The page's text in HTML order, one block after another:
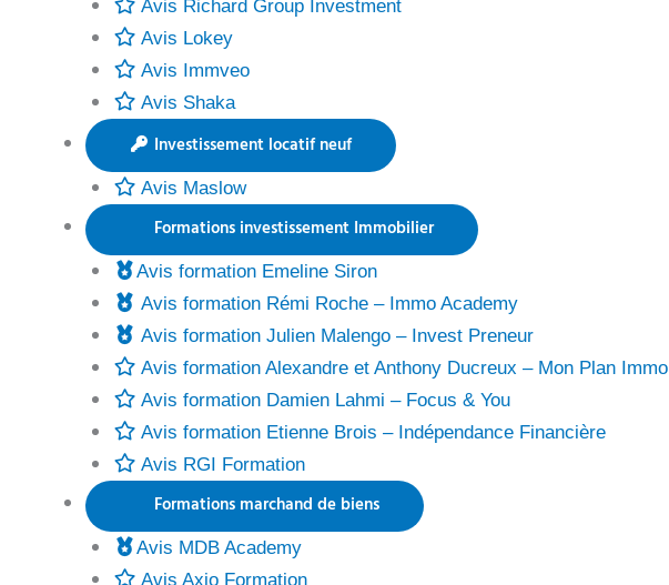
Avis Richard Group Investment
Avis Lokey
Avis Immveo
Avis Shaka
Investissement locatif neuf
Avis Maslow
Formations investissement Immobilier
Avis formation Emeline Siron
Avis formation Rémi Roche – Immo Academy
Avis formation Julien Malengo – Invest Preneur
Avis formation Alexandre et Anthony Ducreux – Mon Plan Immo
Avis formation Damien Lahmi – Focus & You
Avis formation Etienne Brois – Indépendance Financière
Avis RGI Formation
Formations marchand de biens
Avis MDB Academy
Avis Axio Formation